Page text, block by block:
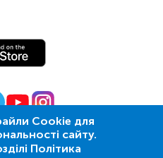
Cookie для
сайту.
Політика
«Ескулаб»